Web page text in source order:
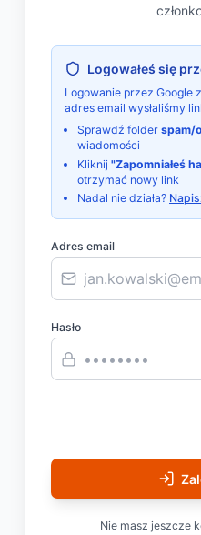
Logowałeś się
Logowanie przez Google
adres email wysłaliśmy
Sprawdź folder spam/
wiadomości
Kliknij "Zapomniałeś
otrzymać nowy link
Nadal nie działa?
Adres email
Hasło
Nie masz jeszcze